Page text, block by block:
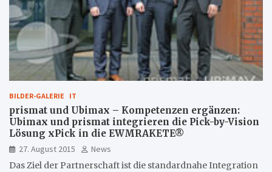
BILDER-GALERIE IT
prismat und Ubimax – Kompetenzen ergänzen:
Ubimax und prismat integrieren die Pick-by-Vision
Lösung xPick in die EWMRAKETE®
27. August 2015
News
Das Ziel der Partnerschaft ist die standardnahe Integration